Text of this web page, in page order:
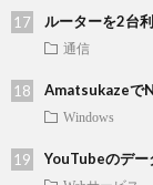
ルーターを2台
通信
Amatsukazeで
Windows
YouTubeのデー